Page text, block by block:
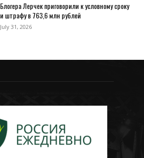
Блогера Лерчек приговорили к условному сроку
и штрафу в 763,6 млн рублей
July 31, 2026